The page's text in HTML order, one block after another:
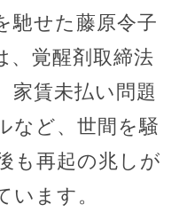
馳せた藤原令子
、覚醒剤取締法
家賃未払い問題
など、世間を騒
も再起の兆しが
います。